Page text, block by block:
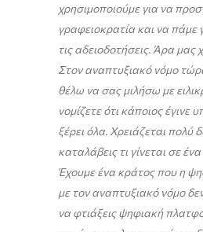
χρησιμοποιούμε για να
γραφειοκρατία και να πάμε
τις αδειοδοτήσεις. Άρα μας
Στον αναπτυξιακό νόμο
θέλω να σας μιλήσω με
νομίζετε ότι κάποιος έγινε
ξέρει όλα. Χρειάζεται πολύ
καταλάβεις τι γίνεται σε
Έχουμε ένα κράτος που η
με τον αναπτυξιακό νόμο δεν
να φτιάξεις ψηφιακή